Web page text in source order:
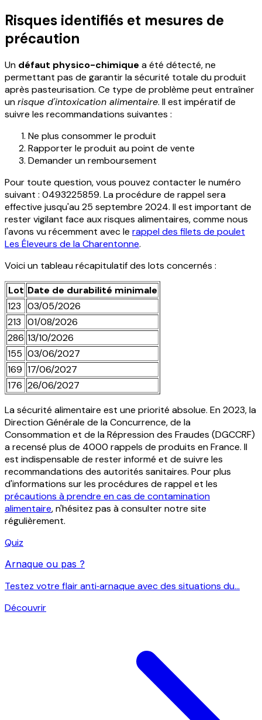
Risques identifiés et mesures de
précaution
Un défaut physico-chimique a été détecté, ne
permettant pas de garantir la sécurité totale du produit
après pasteurisation. Ce type de problème peut entraîner
unrisque d'intoxication alimentaire. Il est impératif de
suivre les recommandations suivantes :
Ne plus consommer le produit
Rapporter le produit au point de vente
Demander un remboursement
Pour toute question, vous pouvez contacter le numéro
suivant : 0493225859. La procédure de rappel sera
effective jusqu'au 25 septembre 2024. Il est important de
rester vigilant face aux risques alimentaires, comme nous
l'avons vu récemment avec le rappel des filets de poulet
Les Éleveurs de la Charentonne.
Voici un tableau récapitulatif des lots concernés :
Lot Date de durabilité minimale
123 03/05/2026
213 01/08/2026
286 13/10/2026
155 03/06/2027
169 17/06/2027
176 26/06/2027
La sécurité alimentaire est une priorité absolue. En 2023, la
Direction Générale de la Concurrence, de la
Consommation et de la Répression des Fraudes (DGCCRF)
a recensé plus de 4000 rappels de produits en France. Il
est indispensable de rester informé et de suivre les
recommandations des autorités sanitaires. Pour plus
d'informations sur les procédures de rappel et les
précautions à prendre en cas de contamination
alimentaire, n'hésitez pas à consulter notre site
régulièrement.
Quiz
Arnaque ou pas ?
Testez votre flair anti‑arnaque avec des situations du...
Découvrir